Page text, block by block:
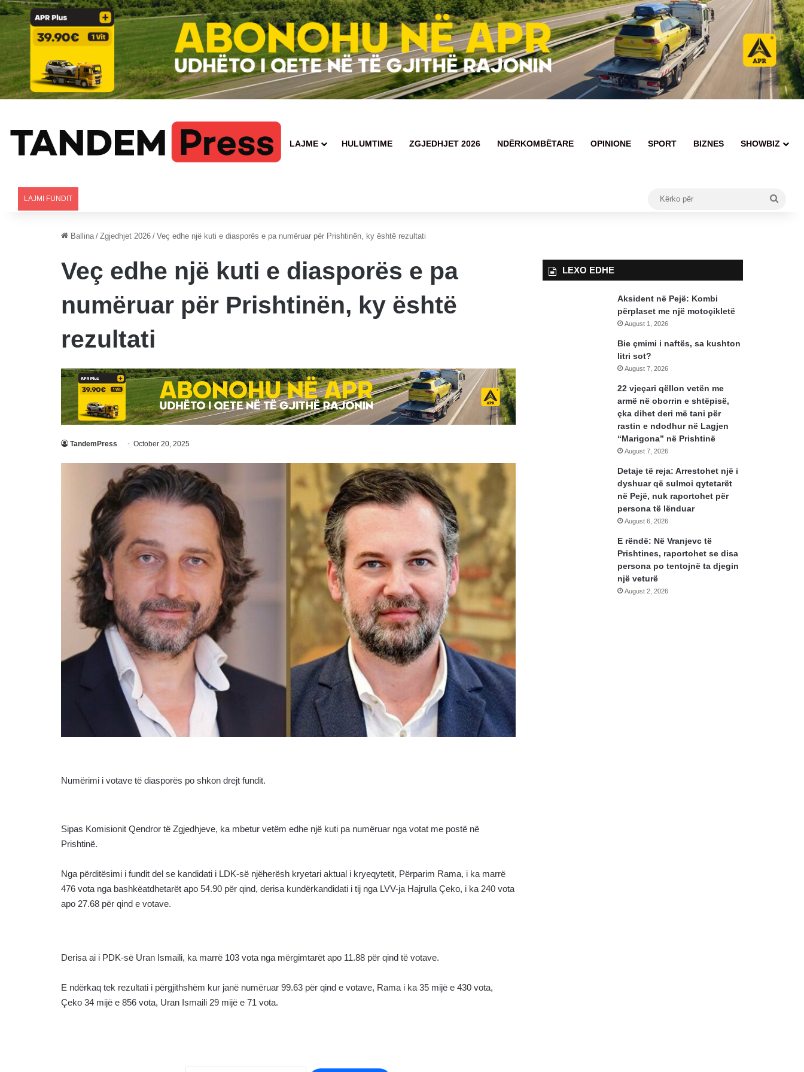
LAJME HULUMTIME ZGJEDHJET 2026 NDËRKOMBËTARE OPINIONE SPORT BIZNES SHOWBIZ
LAJMI FUNDIT
Ballina / Zgjedhjet 2026 / Veç edhe një kuti e diasporës e pa numëruar për Prishtinën, ky është rezultati
Veç edhe një kuti e diasporës e pa
numëruar për Prishtinën, ky është
rezultati
TandemPress October 20, 2025
Numërimi i votave të diasporës po shkon drejt fundit.
Sipas Komisionit Qendror të Zgjedhjeve, ka mbetur vetëm edhe një kuti pa numëruar nga votat me postë në
Prishtinë.
Nga përditësimi i fundit del se kandidati i LDK-së njëherësh kryetari aktual i kryeqytetit, Përparim Rama, i ka marrë
476 vota nga bashkëatdhetarët apo 54.90 për qind, derisa kundërkandidati i tij nga LVV-ja Hajrulla Çeko, i ka 240 vota
apo 27.68 për qind e votave.
Derisa ai i PDK-së Uran Ismaili, ka marrë 103 vota nga mërgimtarët apo 11.88 për qind të votave.
E ndërkaq tek rezultati i përgjithshëm kur janë numëruar 99.63 për qind e votave, Rama i ka 35 mijë e 430 vota,
Çeko 34 mijë e 856 vota, Uran Ismaili 29 mijë e 71 vota.
LEXO EDHE
Aksident në Pejë: Kombi
përplaset me një motoçikletë
August 1, 2026
Bie çmimi i naftës, sa kushton
litri sot?
August 7, 2026
22 vjeçari qëllon vetën me
armë në oborrin e shtëpisë,
çka dihet deri më tani për
rastin e ndodhur në Lagjen
“Marigona” në Prishtinë
August 7, 2026
Detaje të reja: Arrestohet një i
dyshuar që sulmoi qytetarët
në Pejë, nuk raportohet për
persona të lënduar
August 6, 2026
E rëndë: Në Vranjevc të
Prishtines, raportohet se disa
persona po tentojnë ta djegin
një veturë
August 2, 2026